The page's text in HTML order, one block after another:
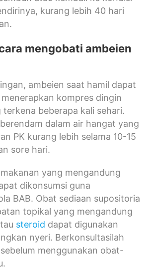
kurang lebih 40 hari
mengobati ambeien
ambeien saat hamil dapat
kompres dingin
terkena beberapa kali sehari.
dalam air hangat yang
PK kurang lebih selama 10-15
sore hari.
yang mengandung
dikonsumsi guna
BAB. Obat sediaan supositoria
topikal yang mengandung
steroid dapat digunakan
nyeri. Berkonsultasilah
menggunakan obat-